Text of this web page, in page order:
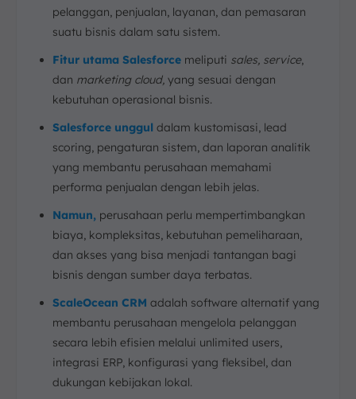
pelanggan, penjualan, layanan, dan pemasaran
suatu bisnis dalam satu sistem.
Fitur utama Salesforce meliputi sales, service,
dan marketing cloud, yang sesuai dengan
kebutuhan operasional bisnis.
Salesforce unggul dalam kustomisasi, lead
scoring, pengaturan sistem, dan laporan analitik
yang membantu perusahaan memahami
performa penjualan dengan lebih jelas.
Namun, perusahaan perlu mempertimbangkan
biaya, kompleksitas, kebutuhan pemeliharaan,
dan akses yang bisa menjadi tantangan bagi
bisnis dengan sumber daya terbatas.
ScaleOcean CRM adalah software alternatif yang
membantu perusahaan mengelola pelanggan
secara lebih efisien melalui unlimited users,
integrasi ERP, konfigurasi yang fleksibel, dan
dukungan kebijakan lokal.